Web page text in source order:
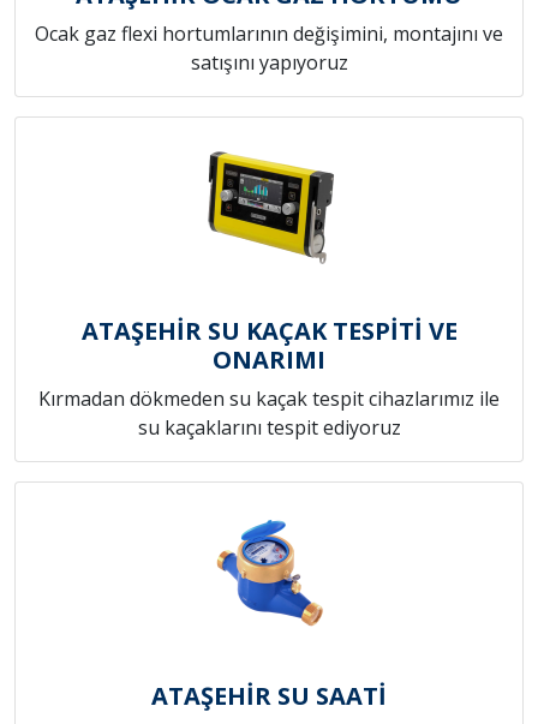
Ocak gaz flexi hortumlarının değişimini, montajını ve
satışını yapıyoruz
ATAŞEHİR SU KAÇAK TESPİTİ VE
ONARIMI
Kırmadan dökmeden su kaçak tespit cihazlarımız ile
su kaçaklarını tespit ediyoruz
ATAŞEHİR SU SAATİ